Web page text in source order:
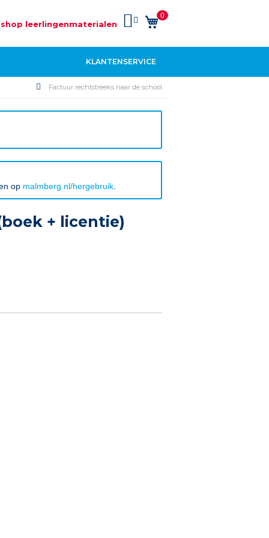
leerlingenmaterialen
Winkelwagen
0
KLANTENSERVICE
Factuur rechtstreeks naar de school
op malmberg.nl/hergebruik
+ licentie)